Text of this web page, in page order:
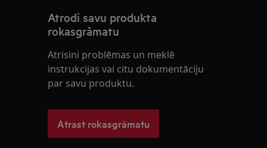
Atrodi savu produkta
rokasgrāmatu
Atrisini problēmas un meklē
instrukcijas vai citu dokumentāciju
par savu produktu.
Atrast rokasgrāmatu